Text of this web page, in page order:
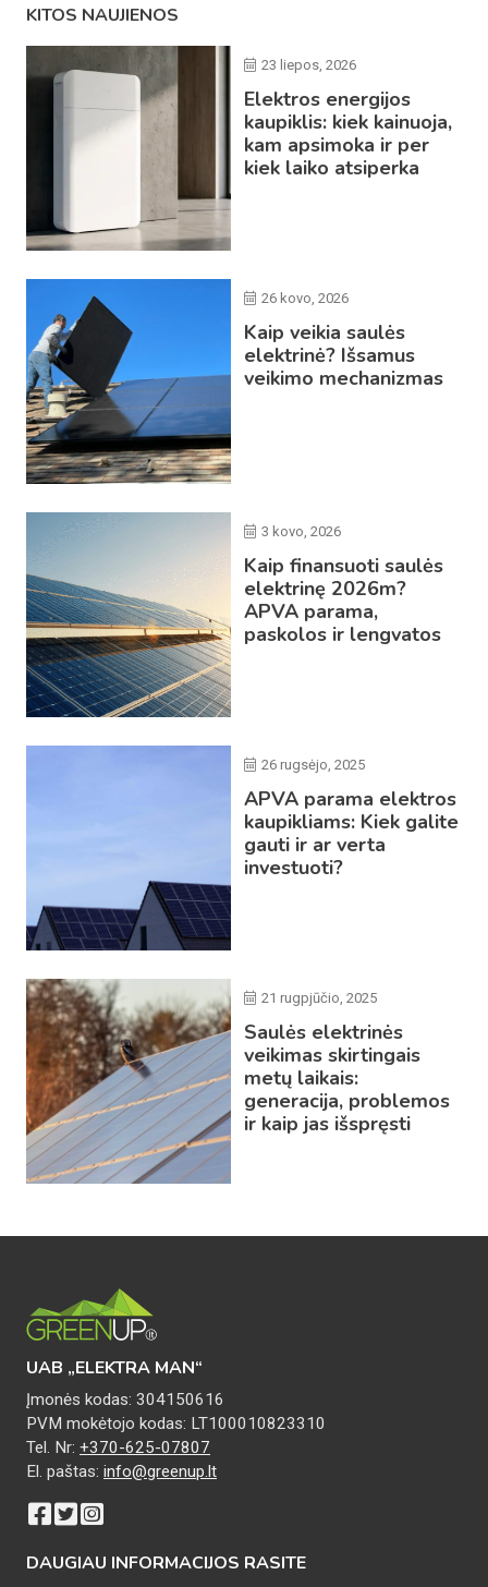
KITOS NAUJIENOS
23 liepos, 2026
Elektros energijos
kaupiklis: kiek kainuoja,
kam apsimoka ir per
kiek laiko atsiperka
26 kovo, 2026
Kaip veikia saulės
elektrinė? Išsamus
veikimo mechanizmas
3 kovo, 2026
Kaip finansuoti saulės
elektrinę 2026m?
APVA parama,
paskolos ir lengvatos
26 rugsėjo, 2025
APVA parama elektros
kaupikliams: Kiek galite
gauti ir ar verta
investuoti?
21 rugpjūčio, 2025
Saulės elektrinės
veikimas skirtingais
metų laikais:
generacija, problemos
ir kaip jas išspręsti
UAB „ELEKTRA MAN“
Įmonės kodas: 304150616
PVM mokėtojo kodas: LT100010823310
Tel. Nr: +370-625-07807
El. paštas: info@greenup.lt
DAUGIAU INFORMACIJOS RASITE